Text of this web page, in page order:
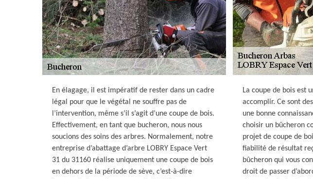
En élagage, il est impératif de rester dans un cadre
légal pour que le végétal ne souffre pas de
l’intervention, même s’il s’agit d’une coupe de bois.
Effectivement, en tant que bucheron, nous nous
soucions des soins des arbres. Normalement, notre
entreprise d’abattage d’arbre LOBRY Espace Vert
31 du 31160 réalise uniquement une coupe de bois
en dehors de la période de sève, c’est-à-dire
La coupe de bois est
accomplir. Ce sont
une bonne
choisir un bûcheron
projet de coupe de
fiabilité de résultat
bûcheron qui vous
droit de passer